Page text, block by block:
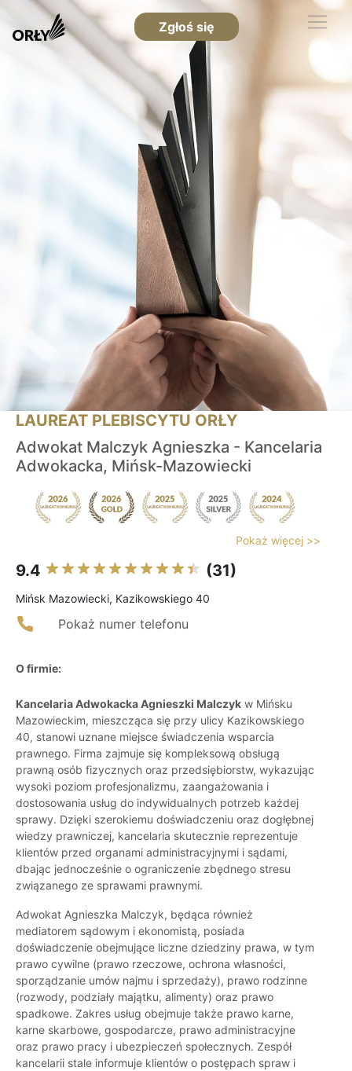
Zgłoś się
LAUREAT PLEBISCYTU ORŁY
Adwokat Malczyk Agnieszka - Kancelaria
Adwokacka, Mińsk-Mazowiecki
Pokaż więcej >>
9.4 (31)
Mińsk Mazowiecki, Kazikowskiego 40
Pokaż numer telefonu
O firmie:
Kancelaria Adwokacka Agnieszki Malczyk w Mińsku
Mazowieckim, mieszcząca się przy ulicy Kazikowskiego
40, stanowi uznane miejsce świadczenia wsparcia
prawnego. Firma zajmuje się kompleksową obsługą
prawną osób fizycznych oraz przedsiębiorstw, wykazując
wysoki poziom profesjonalizmu, zaangażowania i
dostosowania usług do indywidualnych potrzeb każdej
sprawy. Dzięki szerokiemu doświadczeniu oraz dogłębnej
wiedzy prawniczej, kancelaria skutecznie reprezentuje
klientów przed organami administracyjnymi i sądami,
dbając jednocześnie o ograniczenie zbędnego stresu
związanego ze sprawami prawnymi.
Adwokat Agnieszka Malczyk, będąca również
mediatorem sądowym i ekonomistą, posiada
doświadczenie obejmujące liczne dziedziny prawa, w tym
prawo cywilne (prawo rzeczowe, ochrona własności,
sporządzanie umów najmu i sprzedaży), prawo rodzinne
(rozwody, podziały majątku, alimenty) oraz prawo
spadkowe. Zakres usług obejmuje także prawo karne,
karne skarbowe, gospodarcze, prawo administracyjne
oraz prawo pracy i ubezpieczeń społecznych. Zespół
kancelarii stale informuje klientów o postępach spraw i